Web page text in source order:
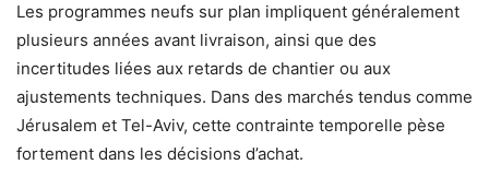
Les programmes neufs sur plan impliquent généralement
plusieurs années avant livraison, ainsi que des
incertitudes liées aux retards de chantier ou aux
ajustements techniques. Dans des marchés tendus comme
Jérusalem et Tel-Aviv, cette contrainte temporelle pèse
fortement dans les décisions d’achat.